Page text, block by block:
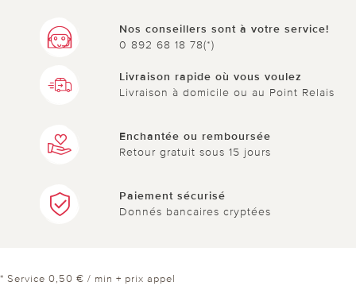
Nos conseillers sont à votre service!
0 892 68 18 78(*)
Livraison rapide où vous voulez
Livraison à domicile ou au Point Relais
Enchantée ou remboursée
Retour gratuit sous 15 jours
Paiement sécurisé
Donnés bancaires cryptées
* Service 0,50 € / min + prix appel